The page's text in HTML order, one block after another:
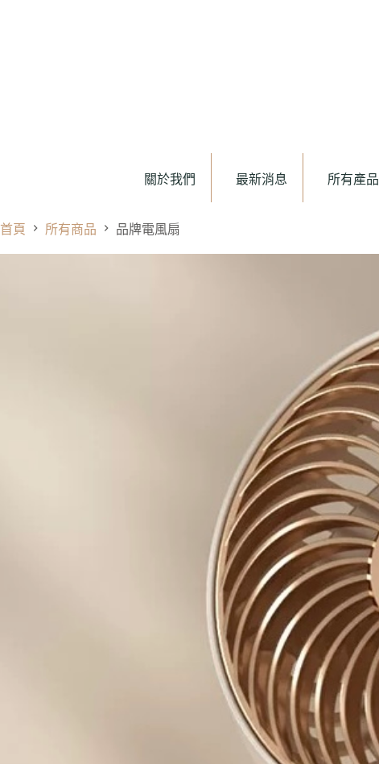
關於我們 最新消息 所有產品
首頁 所有商品 品牌電風扇